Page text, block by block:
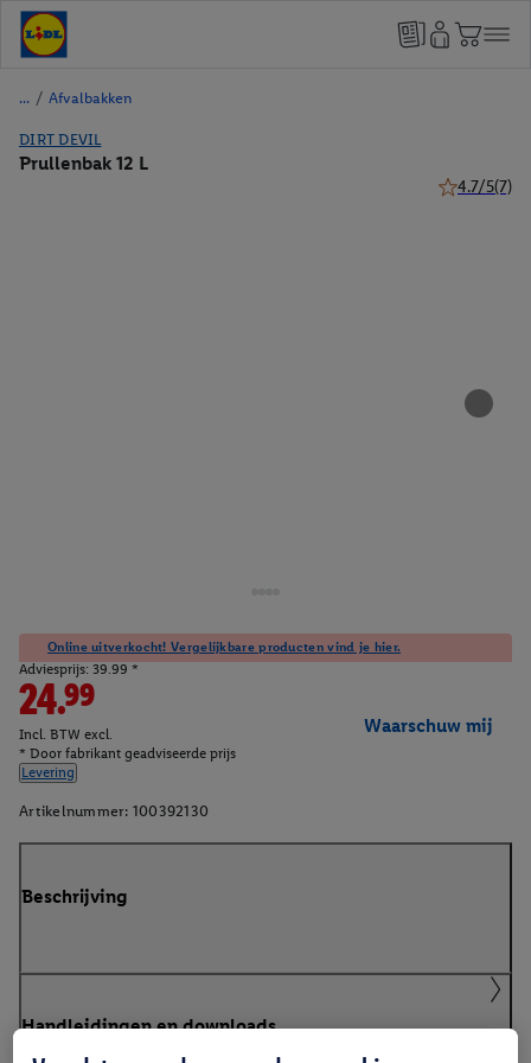
/ Afvalbakken
DIRT DEVIL
Prullenbak 12 L
4.7/5(7)
Online uitverkocht! Vergelijkbare producten vind je hier.
Adviesprijs: 39.99 *
24.99
Incl. BTW excl.
* Door fabrikant geadviseerde prijs
Levering
Waarschuw mij
Artikelnummer: 100392130
Beschrijving
Handleidingen en downloads